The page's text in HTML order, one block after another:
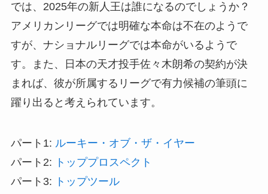
では、2025年の新人王は誰になるのでしょうか？
アメリカンリーグでは明確な本命は不在のようで
すが、ナショナルリーグでは本命がいるようで
す。また、日本の天才投手佐々木朗希の契約が決
まれば、彼が所属するリーグで有力候補の筆頭に
躍り出ると考えられています。
パート1: ルーキー・オブ・ザ・イヤー
パート2:
トッププロスペクト
パート3:
トップツール